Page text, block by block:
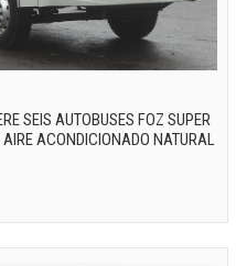
SEIS AUTOBUSES FOZ SUPER
ACONDICIONADO NATURAL